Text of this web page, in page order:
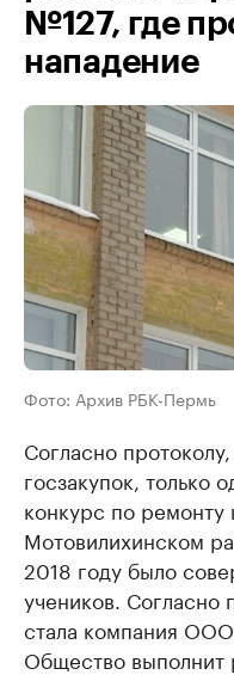
№127, где
нападение
Фото: Архив РБК-Пермь
Согласно
госзакупок, только
конкурс по
Мотовилихинском
2018 году было
учеников. Согласно
стала компания
Общество выполнит